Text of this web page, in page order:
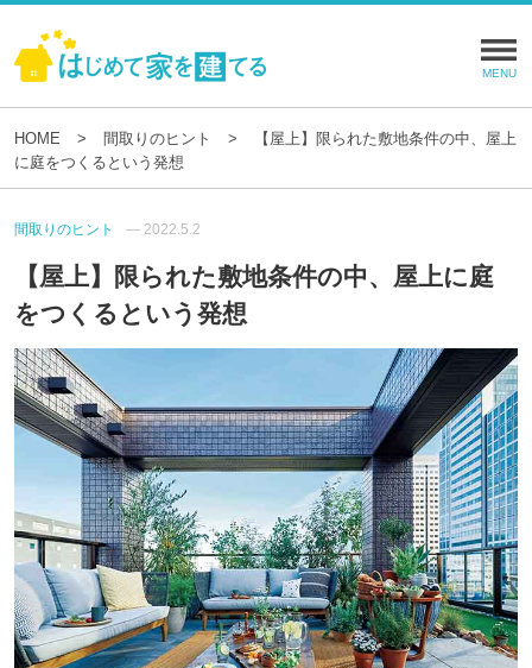
HOME 間取りのヒント
【屋上】限られた敷地条件の中、屋上
に庭をつくるという発想
間取りのヒント — 2022.5.2
【屋上】限られた敷地条件の中、屋上に庭
をつくるという発想